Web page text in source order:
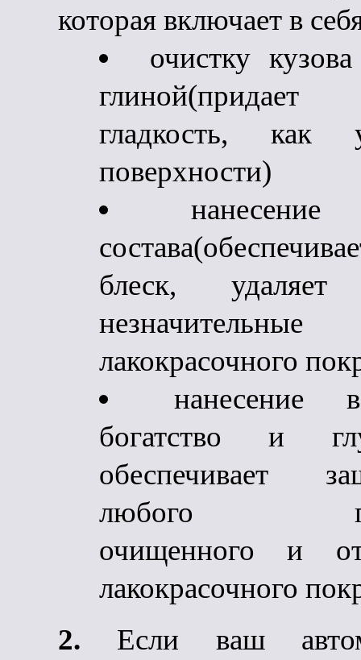
которая включает в
очистку
глиной(придает
гладкость, как
поверхности)
блеск,
лакокрасочного
нанесение
богатство и
обеспечивает
любого
очищенного и
лакокрасочного
2. Если ваш